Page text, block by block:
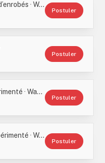
Chef d’équipe Tarmac – Pose d’enrobés · Wanty
Postuler
Postuler
Conducteur de chantier expérimenté · Wanty
Postuler
Gestionnaire de chantiers expérimenté · Wanty
Postuler